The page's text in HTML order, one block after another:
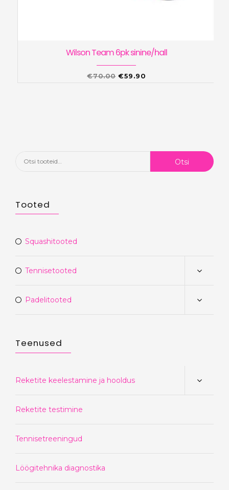
Wilson Team 6pk sinine/hall
€70.00 Algne
€59.90
Otsi: Otsi
Tooted
Squashitooted
Tennisetooted
Padelitooted
Teenused
Reketite keelestamine ja hooldus
Reketite testimine
Tennisetreeningud
Löögitehnika diagnostika